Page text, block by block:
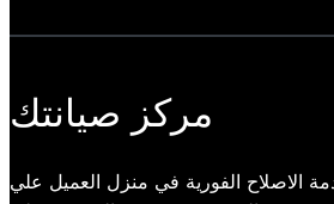
مركز صيانتك
الاصلاح الفورية في منزل العميل علي